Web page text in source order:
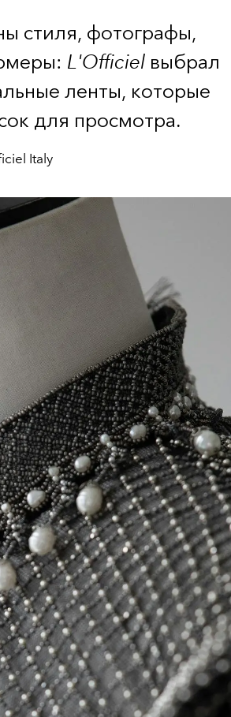
стиля, фотографы,
L'Officiel выбрал
ленты, которые
для просмотра.
Italy